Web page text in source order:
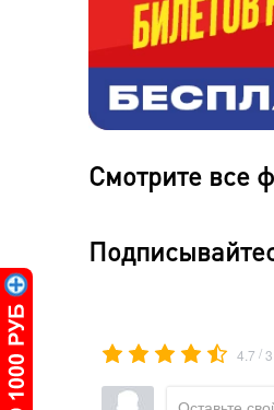
Смотрите все
4.7 /3